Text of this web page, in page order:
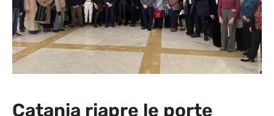
Catania riapre le porte